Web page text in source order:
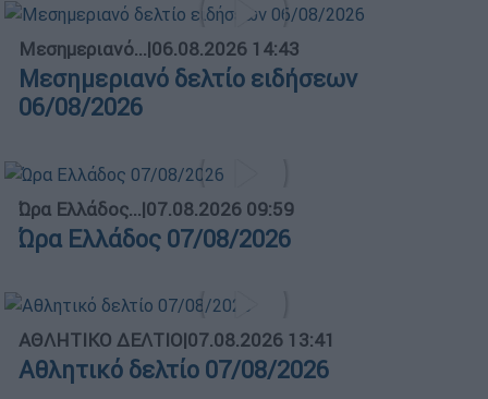
Μεσημεριανό...|06.08.2026 14:43
Μεσημεριανό δελτίο ειδήσεων
06/08/2026
Ώρα Ελλάδος...|07.08.2026 09:59
Ώρα Ελλάδος 07/08/2026
ΑΘΛΗΤΙΚΟ ΔΕΛΤΙΟ|07.08.2026 13:41
Αθλητικό δελτίο 07/08/2026